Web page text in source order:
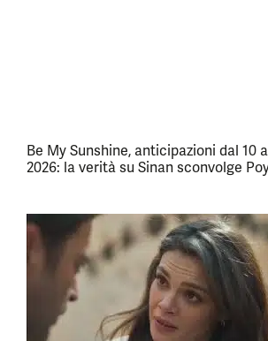
Be My Sunshine, anticipazioni dal 10
2026: la verità su Sinan sconvolge